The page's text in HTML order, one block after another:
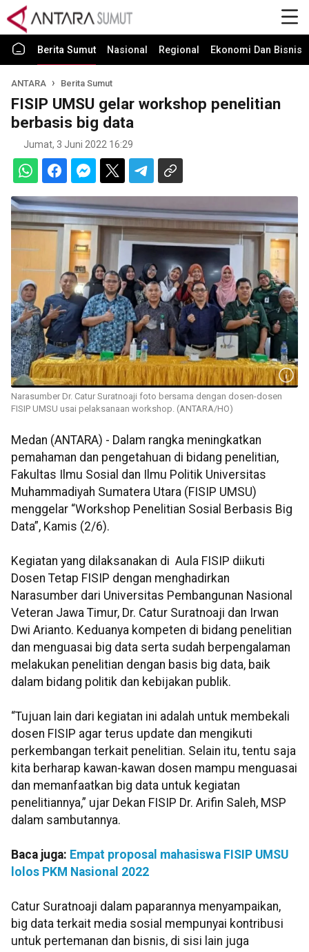
Berita Sumut Nasional Regional Ekonomi Dan Bisnis
ANTARA Berita Sumut
FISIP UMSU gelar workshop penelitian
berbasis big data
Jumat, 3 Juni 2022 16:29
Narasumber Dr. Catur Suratnoaji foto bersama dengan dosen-dosen
FISIP UMSU usai pelaksanaan workshop. (ANTARA/HO)
Medan (ANTARA) - Dalam rangka meningkatkan
pemahaman dan pengetahuan di bidang penelitian,
Fakultas Ilmu Sosial dan Ilmu Politik Universitas
Muhammadiyah Sumatera Utara (FISIP UMSU)
menggelar “Workshop Penelitian Sosial Berbasis Big
Data”, Kamis (2/6).
Kegiatan yang dilaksanakan di Aula FISIP diikuti
Dosen Tetap FISIP dengan menghadirkan
Narasumber dari Universitas Pembangunan Nasional
Veteran Jawa Timur, Dr. Catur Suratnoaji dan Irwan
Dwi Arianto. Keduanya kompeten di bidang penelitian
dan menguasai big data serta sudah berpengalaman
melakukan penelitian dengan basis big data, baik
dalam bidang politik dan kebijakan publik.
“Tujuan lain dari kegiatan ini adalah untuk membekali
dosen FISIP agar terus update dan mengikuti
perkembangan terkait penelitian. Selain itu, tentu saja
kita berharap kawan-kawan dosen mampu menguasai
dan memanfaatkan big data untuk kegiatan
penelitiannya,” ujar Dekan FISIP Dr. Arifin Saleh, MSP
dalam sambutannya.
Baca juga: Empat proposal mahasiswa FISIP UMSU
lolos PKM Nasional 2022
Catur Suratnoaji dalam paparannya menyampaikan,
big data terkait media sosial mempunyai kontribusi
untuk pertemanan dan bisnis, di sisi lain juga